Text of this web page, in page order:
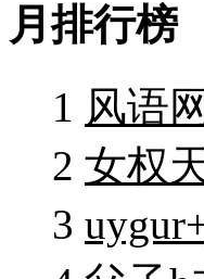
月排行榜
1 风语
2 女权
3